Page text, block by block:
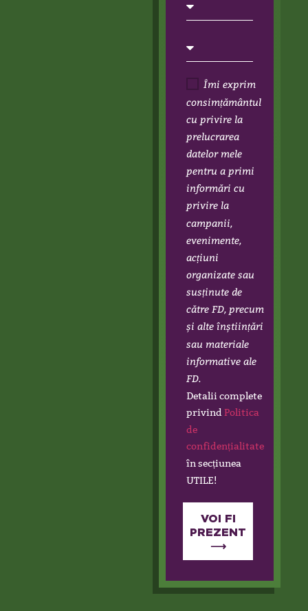
Îmi exprim
consimțământul
cu privire la
prelucrarea
datelor mele
pentru a primi
informări cu
privire la
campanii,
evenimente,
acțiuni
organizate sau
susținute de
către FD, precum
și alte înștiințări
sau materiale
informative ale
FD.
Detalii complete
privindPolitica
de
confidențialitate
în secțiunea
UTILE!
VOI FI
PREZENT
⟶